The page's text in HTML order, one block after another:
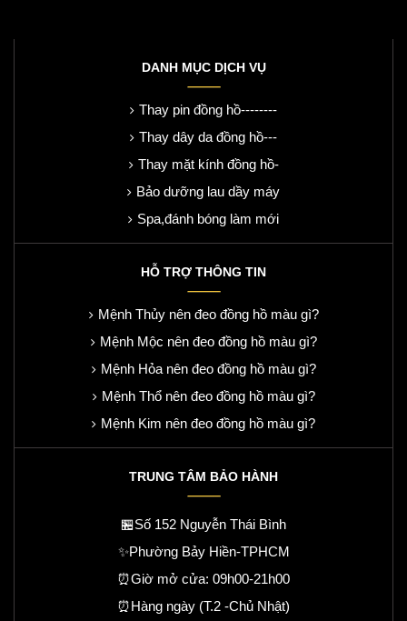
DANH MỤC DỊCH VỤ
Thay pin đồng hồ--------
Thay dây da đồng hồ---
Thay mặt kính đồng hồ-
Bảo dưỡng lau dầy máy
Spa,đánh bóng làm mới
HỖ TRỢ THÔNG TIN
Mệnh Thủy nên đeo đồng hồ màu gì?
Mệnh Mộc nên đeo đồng hồ màu gì?
Mệnh Hỏa nên đeo đồng hồ màu gì?
Mệnh Thổ nên đeo đồng hồ màu gì?
Mệnh Kim nên đeo đồng hồ màu gì?
TRUNG TÂM BẢO HÀNH
🏪Số 152 Nguyễn Thái Bình
✨Phường Bảy Hiền-TPHCM
⏰Giờ mở cửa: 09h00-21h00
⏰Hàng ngày (T.2 -Chủ Nhật)